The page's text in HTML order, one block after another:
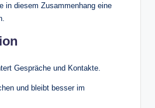
in diesem Zusammenhang eine
Gespräche und Kontakte.
und bleibt besser im